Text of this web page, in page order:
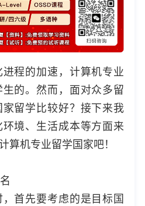
程的加速，计算机专业
的。然而，面对众多留
留学比较好？接下来我
境、生活成本等方面来
算机专业留学国家吧！
首先要考虑的是目标国